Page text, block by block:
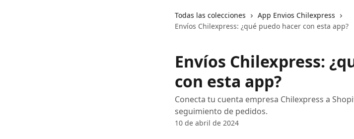
Todas las colecciones
App Envios Chilexpress
Envíos Chilexpress: ¿qué puedo hacer con esta app?
Envíos Chilexpress:
con esta app?
Conecta tu cuenta empresa Chilexpress a
seguimiento de pedidos.
10 de abril de 2024